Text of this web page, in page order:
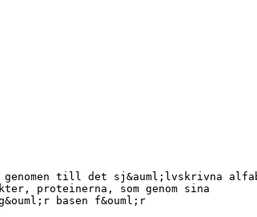
i genomen till det sj&auml;lvskrivna
proteinerna, som genom sina
basen f&ouml;r